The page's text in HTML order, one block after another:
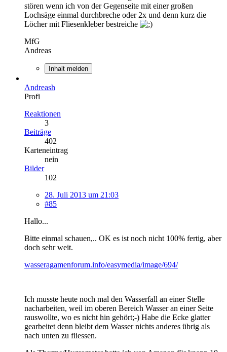
stören wenn ich von der Gegenseite mit einer großen
Lochsäge einmal durchbreche oder 2x und denn kurz die
Löcher mit Fliesenkleber bestreiche
MfG
Andreas
Inhalt melden
Andreash
Profi
Reaktionen
3
Beiträge
402
Karteneintrag
nein
Bilder
102
28. Juli 2013 um 21:03
#85
Hallo...
Bitte einmal schauen,.. OK es ist noch nicht 100% fertig, aber
doch sehr weit.
wasseragamenforum.info/easymedia/image/694/
Ich musste heute noch mal den Wasserfall an einer Stelle
nacharbeiten, weil im oberen Bereich Wasser an einer Seite
rauswollte, wo es nicht hin gehört;-) Habe die Ecke glatter
gearbeitet denn bleibt dem Wasser nichts anderes übrig als
nach unten zu fliessen.